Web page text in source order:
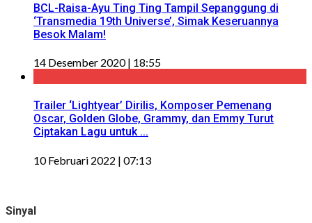
BCL-Raisa-Ayu Ting Ting Tampil Sepanggung di
‘Transmedia 19th Universe’, Simak Keseruannya
Besok Malam!
14 Desember 2020 | 18:55
Trailer ‘Lightyear’ Dirilis, Komposer Pemenang
Oscar, Golden Globe, Grammy, dan Emmy Turut
Ciptakan Lagu untuk ...
10 Februari 2022 | 07:13
Sinyal